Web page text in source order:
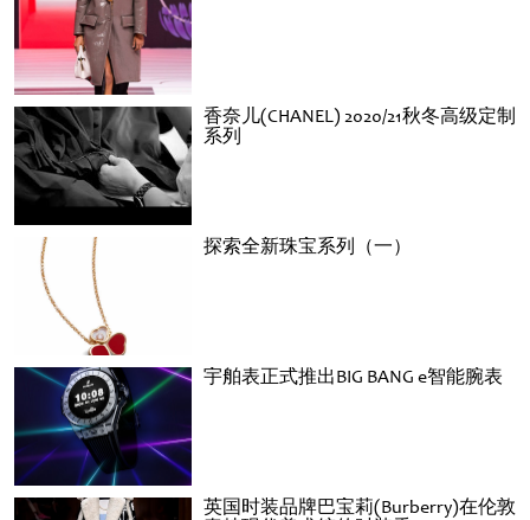
香奈儿(CHANEL) 2020/21秋冬高级定制
系列
探索全新珠宝系列（一）
宇舶表正式推出BIG BANG e智能腕表
英国时装品牌巴宝莉(Burberry)在伦敦